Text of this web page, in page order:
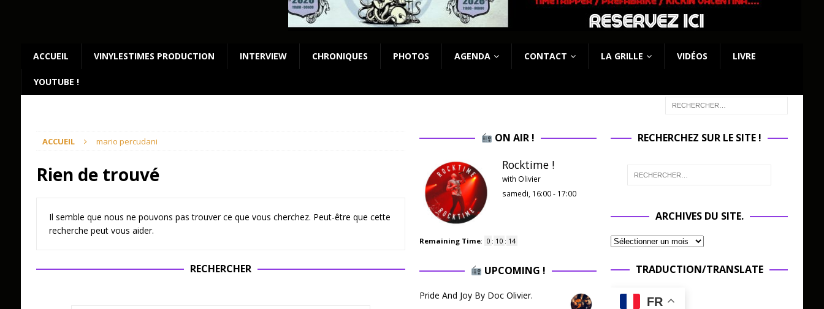
ACCUEIL VINYLESTIMES PRODUCTION INTERVIEW CHRONIQUES PHOTOS AGENDA CONTACT LA GRILLE VIDÉOS LIVRE
YOUTUBE !
ACCUEIL mario percudani
Rien de trouvé
Il semble que nous ne pouvons pas trouver ce que vous cherchez. Peut-être que cette
recherche peut vous aider.
RECHERCHER
ON AIR !
Rocktime !
with Olivier
samedi, 16:00 - 17:00
Remaining Time: 0 : 10 : 13
UPCOMING !
Pride And Joy By Doc Olivier.
RECHERCHEZ SUR LE SITE !
ARCHIVES DU SITE.
TRADUCTION/TRANSLATE
FR